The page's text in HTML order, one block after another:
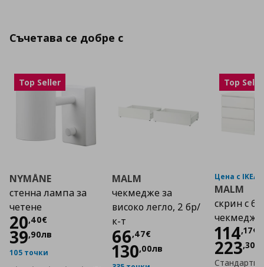
Съчетава се добре с
Top Seller
NYMÅNE
стенна лампа за
четене
20,40€
Цена 20,40 €
39,90лв
105 точки
MALM
чекмедже за
високо легло, 2 бр/
к-т
66,47€
Цена 66,47 €
130,00лв
Top
Цена с IKEA
MALM
скрин с 6
114,17€
Цена
223,30